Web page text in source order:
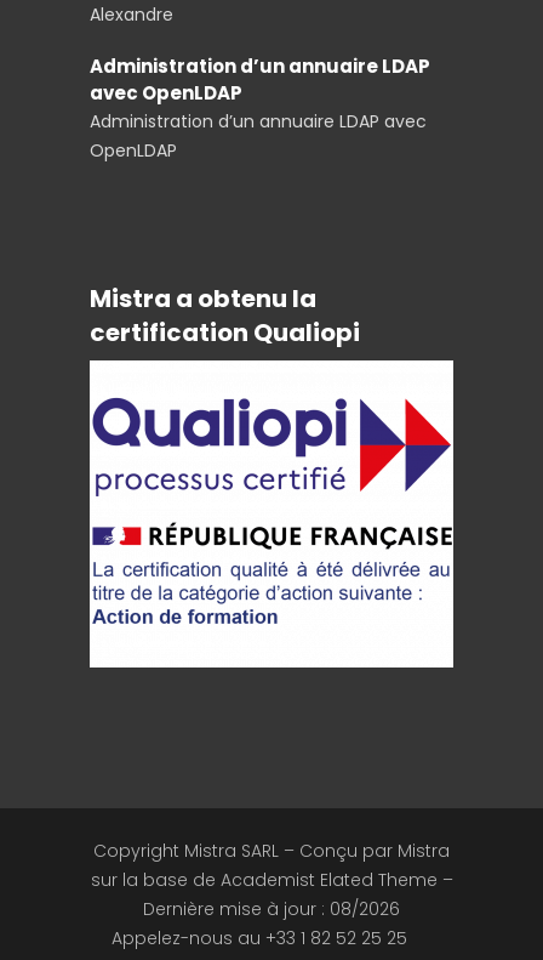
Alexandre
Administration d’un annuaire LDAP
avec OpenLDAP
Administration d’un annuaire LDAP avec
OpenLDAP
Mistra a obtenu la
certification Qualiopi
Copyright Mistra SARL – Conçu par Mistra
sur la base de Academist Elated Theme –
Dernière mise à jour : 08/2026
Appelez-nous au +33 1 82 52 25 25